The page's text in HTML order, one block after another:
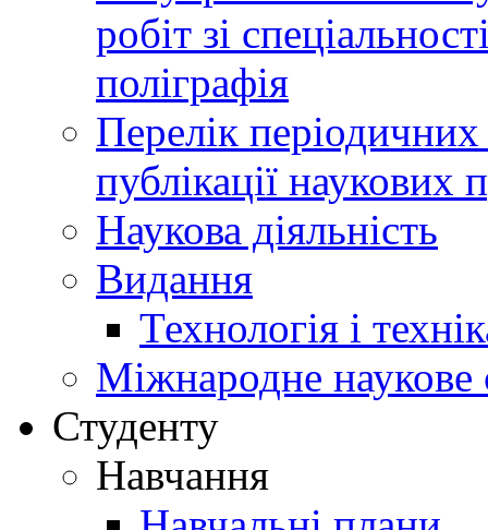
робіт зі
поліграфія
Перелік
публікації наукових
Наукова діяльність
Видання
Технологія і
Міжнародне наукове
Студенту
Навчання